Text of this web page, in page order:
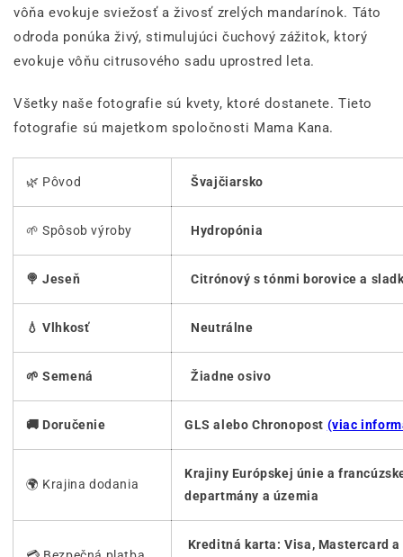
vôňa evokuje sviežosť a živosť zrelých mandarínok. Táto
odroda ponúka živý, stimulujúci čuchový zážitok, ktorý
evokuje vôňu citrusového sadu uprostred leta.
Všetky naše fotografie sú kvety, ktoré dostanete. Tieto
fotografie sú majetkom spoločnosti Mama Kana.
🌿 Pôvod Švajčiarsko
🌱 Spôsob výroby Hydropónia
🍭 Jeseň Citrónový s tónmi borovice a
💧 Vlhkosť Neutrálne
🌱 Semená Žiadne osivo
🚚 Doručenie GLS alebo Chronopost (viac
🌍 Krajina dodania
Krajiny Európskej únie a
departmány a územia
Kreditná karta: Visa, Mastercard